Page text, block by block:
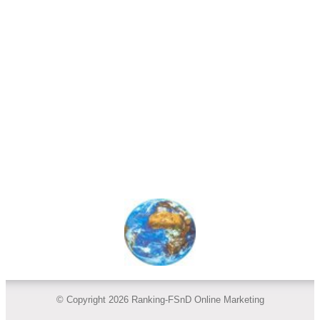
© Copyright 2026 Ranking-FSnD Online Marketing